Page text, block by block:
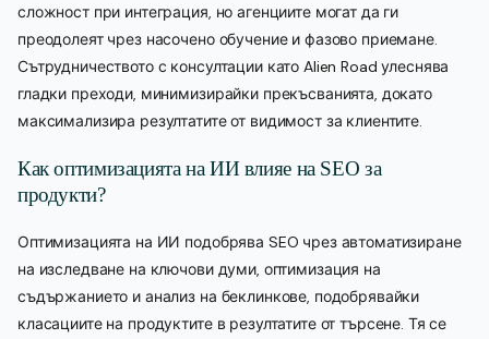
сложност при интеграция, но агенциите могат да ги
преодолеят чрез насочено обучение и фазово приемане.
Сътрудничеството с консултации като Alien Road улеснява
гладки преходи, минимизирайки прекъсванията, докато
максимализира резултатите от видимост за клиентите.
Как оптимизацията на ИИ влияе на SEO за
продукти?
Оптимизацията на ИИ подобрява SEO чрез автоматизиране
на изследване на ключови думи, оптимизация на
съдържанието и анализ на беклинкове, подобрявайки
класациите на продуктите в резултатите от търсене. Тя се